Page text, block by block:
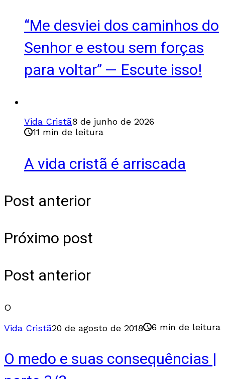
“Me desviei dos caminhos do
Senhor e estou sem forças
para voltar” — Escute isso!
Vida Cristã8 de junho de 2026
11 min de leitura
A vida cristã é arriscada
Post anterior
Próximo post
Post anterior
O
Vida Cristã20 de agosto de 2018 6 min de leitura
O medo e suas consequências |